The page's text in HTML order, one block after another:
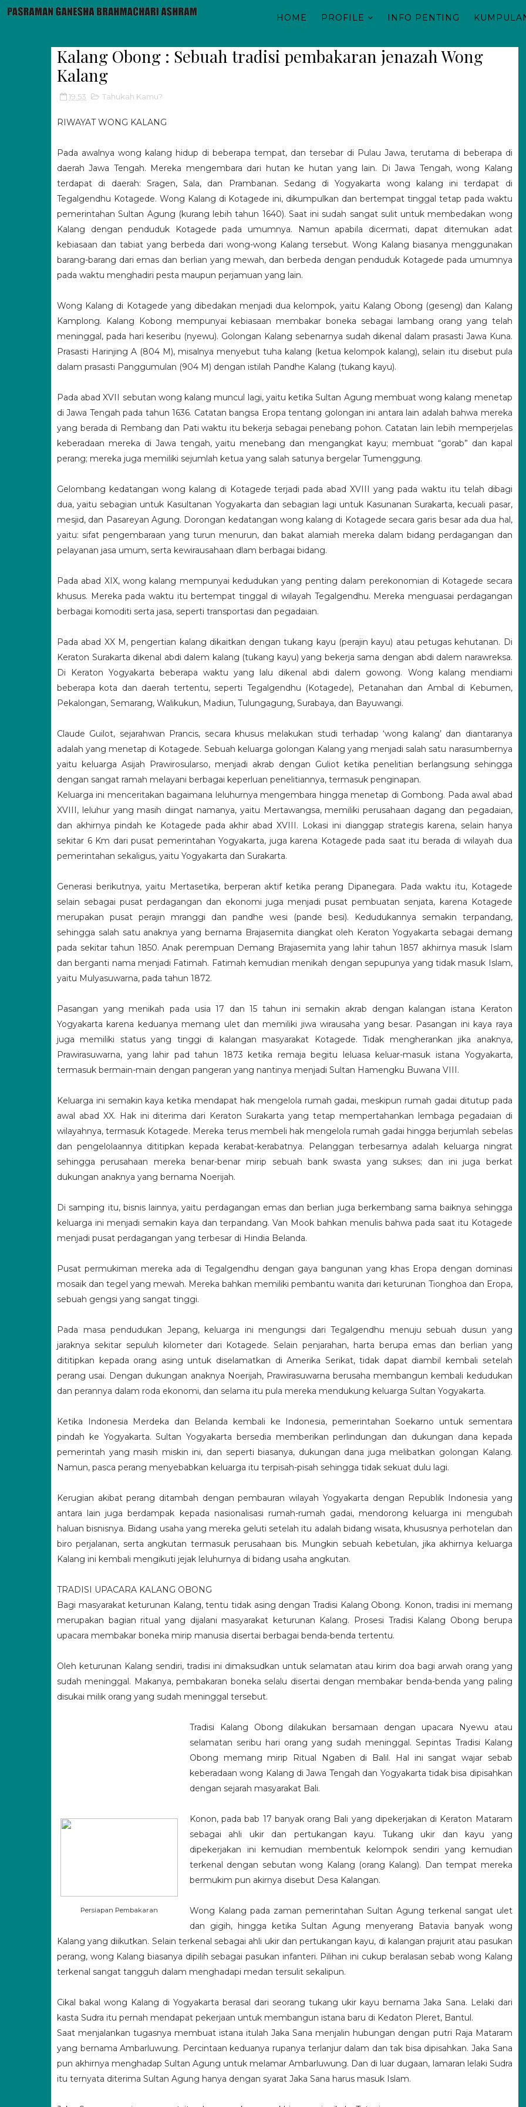
HOME PROFILE INFO PENTING
Kalang Obong : Sebuah tradisi pembakaran jenazah Wong
Kalang
19.53 Tahukah Kamu?
RIWAYAT WONG KALANG
Pada awalnya wong kalang hidup di beberapa tempat, dan tersebar di Pulau Jawa, terutama di beberapa di
daerah Jawa Tengah. Mereka mengembara dari hutan ke hutan yang lain. Di Jawa Tengah, wong Kalang
terdapat di daerah: Sragen, Sala, dan Prambanan. Sedang di Yogyakarta wong kalang ini terdapat di
Tegalgendhu Kotagede. Wong Kalang di Kotagede ini, dikumpulkan dan bertempat tinggal tetap pada waktu
pemerintahan Sultan Agung (kurang lebih tahun 1640). Saat ini sudah sangat sulit untuk membedakan wong
Kalang dengan penduduk Kotagede pada umumnya. Namun apabila dicermati, dapat ditemukan adat
kebiasaan dan tabiat yang berbeda dari wong-wong Kalang tersebut. Wong Kalang biasanya menggunakan
barang-barang dari emas dan berlian yang mewah, dan berbeda dengan penduduk Kotagede pada umumnya
pada waktu menghadiri pesta maupun perjamuan yang lain.
Wong Kalang di Kotagede yang dibedakan menjadi dua kelompok, yaitu Kalang Obong (geseng) dan Kalang
Kamplong. Kalang Kobong mempunyai kebiasaan membakar boneka sebagai lambang orang yang telah
meninggal, pada hari keseribu (nyewu). Golongan Kalang sebenarnya sudah dikenal dalam prasasti Jawa Kuna.
Prasasti Harinjing A (804 M), misalnya menyebut tuha kalang (ketua kelompok kalang), selain itu disebut pula
dalam prasasti Panggumulan (904 M) dengan istilah Pandhe Kalang (tukang kayu).
Pada abad XVII sebutan wong kalang muncul lagi, yaitu ketika Sultan Agung membuat wong kalang menetap
di Jawa Tengah pada tahun 1636. Catatan bangsa Eropa tentang golongan ini antara lain adalah bahwa mereka
yang berada di Rembang dan Pati waktu itu bekerja sebagai penebang pohon. Catatan lain lebih memperjelas
keberadaan mereka di Jawa tengah, yaitu menebang dan mengangkat kayu; membuat “gorab” dan kapal
perang; mereka juga memiliki sejumlah ketua yang salah satunya bergelar Tumenggung.
Gelombang kedatangan wong kalang di Kotagede terjadi pada abad XVIII yang pada waktu itu telah dibagi
dua, yaitu sebagian untuk Kasultanan Yogyakarta dan sebagian lagi untuk Kasunanan Surakarta, kecuali pasar,
mesjid, dan Pasareyan Agung. Dorongan kedatangan wong kalang di Kotagede secara garis besar ada dua hal,
yaitu: sifat pengembaraan yang turun menurun, dan bakat alamiah mereka dalam bidang perdagangan dan
pelayanan jasa umum, serta kewirausahaan dlam berbagai bidang.
Pada abad XIX, wong kalang mempunyai kedudukan yang penting dalam perekonomian di Kotagede secara
khusus. Mereka pada waktu itu bertempat tinggal di wilayah Tegalgendhu. Mereka menguasai perdagangan
berbagai komoditi serta jasa, seperti transportasi dan pegadaian.
Pada abad XX M, pengertian kalang dikaitkan dengan tukang kayu (perajin kayu) atau petugas kehutanan. Di
Keraton Surakarta dikenal abdi dalem kalang (tukang kayu) yang bekerja sama dengan abdi dalem narawreksa.
Di Keraton Yogyakarta beberapa waktu yang lalu dikenal abdi dalem gowong. Wong kalang mendiami
beberapa kota dan daerah tertentu, seperti Tegalgendhu (Kotagede), Petanahan dan Ambal di Kebumen,
Pekalongan, Semarang, Walikukun, Madiun, Tulungagung, Surabaya, dan Bayuwangi.
Claude Guilot, sejarahwan Prancis, secara khusus melakukan studi terhadap ‘wong kalang’ dan diantaranya
adalah yang menetap di Kotagede. Sebuah keluarga golongan Kalang yang menjadi salah satu narasumbernya
yaitu keluarga Asijah Prawirosularso, menjadi akrab dengan Guliot ketika penelitian berlangsung sehingga
dengan sangat ramah melayani berbagai keperluan penelitiannya, termasuk penginapan.
Keluarga ini menceritakan bagaimana leluhurnya mengembara hingga menetap di Gombong. Pada awal abad
XVIII, leluhur yang masih diingat namanya, yaitu Mertawangsa, memiliki perusahaan dagang dan pegadaian,
dan akhirnya pindah ke Kotagede pada akhir abad XVIII. Lokasi ini dianggap strategis karena, selain hanya
sekitar 6 Km dari pusat pemerintahan Yogyakarta, juga karena Kotagede pada saat itu berada di wilayah dua
pemerintahan sekaligus, yaitu Yogyakarta dan Surakarta.
Generasi berikutnya, yaitu Mertasetika, berperan aktif ketika perang Dipanegara. Pada waktu itu, Kotagede
selain sebagai pusat perdagangan dan ekonomi juga menjadi pusat pembuatan senjata, karena Kotagede
merupakan pusat perajin mranggi dan pandhe wesi (pande besi). Kedudukannya semakin terpandang,
sehingga salah satu anaknya yang bernama Brajasemita diangkat oleh Keraton Yogyakarta sebagai demang
pada sekitar tahun 1850. Anak perempuan Demang Brajasemita yang lahir tahun 1857 akhirnya masuk Islam
dan berganti nama menjadi Fatimah. Fatimah kemudian menikah dengan sepupunya yang tidak masuk Islam,
yaitu Mulyasuwarna, pada tahun 1872.
Pasangan yang menikah pada usia 17 dan 15 tahun ini semakin akrab dengan kalangan istana Keraton
Yogyakarta karena keduanya memang ulet dan memiliki jiwa wirausaha yang besar. Pasangan ini kaya raya
juga memiliki status yang tinggi di kalangan masyarakat Kotagede. Tidak mengherankan jika anaknya,
Prawirasuwarna, yang lahir pad tahun 1873 ketika remaja begitu leluasa keluar-masuk istana Yogyakarta,
termasuk bermain-main dengan pangeran yang nantinya menjadi Sultan Hamengku Buwana VIII.
Keluarga ini semakin kaya ketika mendapat hak mengelola rumah gadai, meskipun rumah gadai ditutup pada
awal abad XX. Hak ini diterima dari Keraton Surakarta yang tetap mempertahankan lembaga pegadaian di
wilayahnya, termasuk Kotagede. Mereka terus membeli hak mengelola rumah gadai hingga berjumlah sebelas
dan pengelolaannya dititipkan kepada kerabat-kerabatnya. Pelanggan terbesarnya adalah keluarga ningrat
sehingga perusahaan mereka benar-benar mirip sebuah bank swasta yang sukses; dan ini juga berkat
dukungan anaknya yang bernama Noerijah.
Di samping itu, bisnis lainnya, yaitu perdagangan emas dan berlian juga berkembang sama baiknya sehingga
keluarga ini menjadi semakin kaya dan terpandang. Van Mook bahkan menulis bahwa pada saat itu Kotagede
menjadi pusat perdagangan yang terbesar di Hindia Belanda.
Pusat permukiman mereka ada di Tegalgendhu dengan gaya bangunan yang khas Eropa dengan dominasi
mosaik dan tegel yang mewah. Mereka bahkan memiliki pembantu wanita dari keturunan Tionghoa dan Eropa,
sebuah gengsi yang sangat tinggi.
Pada masa pendudukan Jepang, keluarga ini mengungsi dari Tegalgendhu menuju sebuah dusun yang
jaraknya sekitar sepuluh kilometer dari Kotagede. Selain penjarahan, harta berupa emas dan berlian yang
dititipkan kepada orang asing untuk diselamatkan di Amerika Serikat, tidak dapat diambil kembali setelah
perang usai. Dengan dukungan anaknya Noerijah, Prawirasuwarna berusaha membangun kembali kedudukan
dan perannya dalam roda ekonomi, dan selama itu pula mereka mendukung keluarga Sultan Yogyakarta.
Ketika Indonesia Merdeka dan Belanda kembali ke Indonesia, pemerintahan Soekarno untuk sementara
pindah ke Yogyakarta. Sultan Yogyakarta bersedia memberikan perlindungan dan dukungan dana kepada
pemerintah yang masih miskin ini, dan seperti biasanya, dukungan dana juga melibatkan golongan Kalang.
Namun, pasca perang menyebabkan keluarga itu terpisah-pisah sehingga tidak sekuat dulu lagi.
Kerugian akibat perang ditambah dengan pembauran wilayah Yogyakarta dengan Republik Indonesia yang
antara lain juga berdampak kepada nasionalisasi rumah-rumah gadai, mendorong keluarga ini mengubah
haluan bisnisnya. Bidang usaha yang mereka geluti setelah itu adalah bidang wisata, khususnya perhotelan dan
biro perjalanan, serta angkutan termasuk perusahaan bis. Mungkin sebuah kebetulan, jika akhirnya keluarga
Kalang ini kembali mengikuti jejak leluhurnya di bidang usaha angkutan.
TRADISI UPACARA KALANG OBONG
Bagi masyarakat keturunan Kalang, tentu tidak asing dengan Tradisi Kalang Obong. Konon, tradisi ini memang
merupakan bagian ritual yang dijalani masyarakat keturunan Kalang. Prosesi Tradisi Kalang Obong berupa
upacara membakar boneka mirip manusia disertai berbagai benda-benda tertentu.
Oleh keturunan Kalang sendiri, tradisi ini dimaksudkan untuk selamatan atau kirim doa bagi arwah orang yang
sudah meninggal. Makanya, pembakaran boneka selalu disertai dengan membakar benda-benda yang paling
disukai milik orang yang sudah meninggal tersebut.
Persiapan Pembakaran
Tradisi Kalang Obong dilakukan bersamaan dengan upacara Nyewu atau
selamatan seribu hari orang yang sudah meninggal. Sepintas Tradisi Kalang
Obong memang mirip Ritual Ngaben di Balil. Hal ini sangat wajar sebab
keberadaan wong Kalang di Jawa Tengah dan Yogyakarta tidak bisa dipisahkan
dengan sejarah masyarakat Bali.
Konon, pada bab 17 banyak orang Bali yang dipekerjakan di Keraton Mataram
sebagai ahli ukir dan pertukangan kayu. Tukang ukir dan kayu yang
dipekerjakan ini kemudian membentuk kelompok sendiri yang kemudian
terkenal dengan sebutan wong Kalang (orang Kalang). Dan tempat mereka
bermukim pun akirnya disebut Desa Kalangan.
Wong Kalang pada zaman pemerintahan Sultan Agung terkenal sangat ulet
dan gigih, hingga ketika Sultan Agung menyerang Batavia banyak wong
Kalang yang diikutkan. Selain terkenal sebagai ahli ukir dan pertukangan kayu, di kalangan prajurit atau pasukan
perang, wong Kalang biasanya dipilih sebagai pasukan infanteri. Pilihan ini cukup beralasan sebab wong Kalang
terkenal sangat tangguh dalam menghadapi medan tersulit sekalipun.
Cikal bakal wong Kalang di Yogyakarta berasal dari seorang tukang ukir kayu bernama Jaka Sana. Lelaki dari
kasta Sudra itu pernah mendapat pekerjaan untuk membangun istana baru di Kedaton Pleret, Bantul.
Saat menjalankan tugasnya membuat istana itulah Jaka Sana menjalin hubungan dengan putri Raja Mataram
yang bernama Ambarluwung. Percintaan keduanya rupanya terlanjur dalam dan tak bisa dipisahkan. Jaka Sana
pun akhirnya menghadap Sultan Agung untuk melamar Ambarluwung. Dan di luar dugaan, lamaran lelaki Sudra
itu ternyata diterima Sultan Agung hanya dengan syarat Jaka Sana harus masuk Islam.